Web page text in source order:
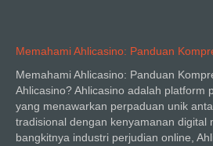
Memahami Ahlicasino: Panduan
Memahami Ahlicasino: Panduan
Ahlicasino? Ahlicasino adalah platform
yang menawarkan perpaduan unik
tradisional dengan kenyamanan digital
bangkitnya industri perjudian online,